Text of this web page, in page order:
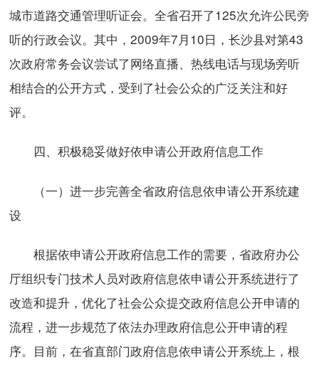
城市道路交通管理听证会。全省召开了125次允许公民旁
听的行政会议。其中，2009年7月10日，长沙县对第43
次政府常务会议尝试了网络直播、热线电话与现场旁听
相结合的公开方式，受到了社会公众的广泛关注和好
评。
四、积极稳妥做好依申请公开政府信息工作
（一）进一步完善全省政府信息依申请公开系统建
设
根据依申请公开政府信息工作的需要，省政府办公
厅组织专门技术人员对政府信息依申请公开系统进行了
改造和提升，优化了社会公众提交政府信息公开申请的
流程，进一步规范了依法办理政府信息公开申请的程
序。目前，在省直部门政府信息依申请公开系统上，根